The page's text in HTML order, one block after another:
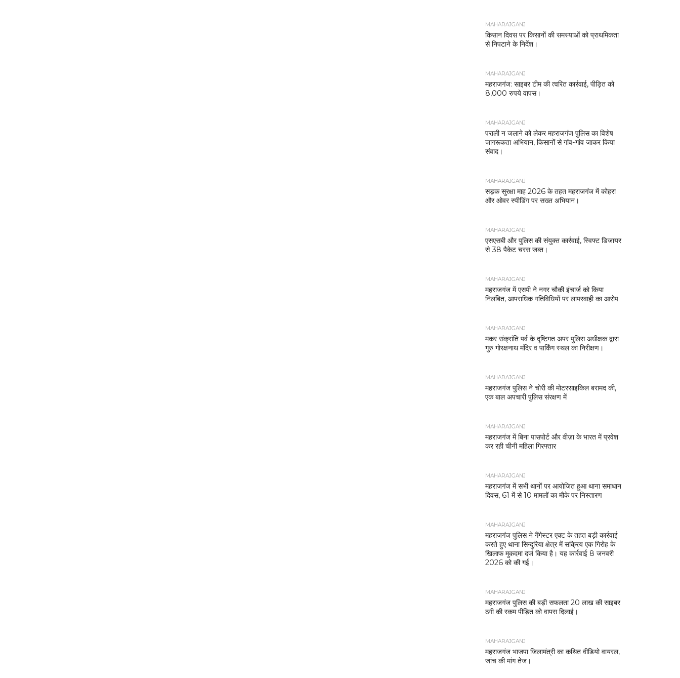
MAHARAJGANJ
किसान दिवस पर किसानों की समस्याओं को प्राथमिकता
से निपटाने के निर्देश।
MAHARAJGANJ
महराजगंज: साइबर टीम की त्वरित कार्रवाई, पीड़ित को
8,000 रुपये वापस।
MAHARAJGANJ
पराली न जलाने को लेकर महराजगंज पुलिस का विशेष
जागरूकता अभियान, किसानों से गांव-गांव जाकर किया
संवाद।
MAHARAJGANJ
सड़क सुरक्षा माह 2026 के तहत महराजगंज में कोहरा
और ओवर स्पीडिंग पर सख्त अभियान।
MAHARAJGANJ
एसएसबी और पुलिस की संयुक्त कार्रवाई, स्विफ्ट डिजायर
से 38 पैकेट चरस जब्त।
MAHARAJGANJ
महराजगंज में एसपी ने नगर चौकी इंचार्ज को किया
निलंबित, आपराधिक गतिविधियों पर लापरवाही का आरोप
MAHARAJGANJ
मकर संक्रांति पर्व के दृष्टिगत अपर पुलिस अधीक्षक द्वारा
गुरु गोरक्षनाथ मंदिर व पार्किंग स्थल का निरीक्षण।
MAHARAJGANJ
महराजगंज पुलिस ने चोरी की मोटरसाइकिल बरामद की,
एक बाल अपचारी पुलिस संरक्षण में
MAHARAJGANJ
महराजगंज में बिना पासपोर्ट और वीज़ा के भारत में प्रवेश
कर रही चीनी महिला गिरफ्तार
MAHARAJGANJ
महराजगंज में सभी थानों पर आयोजित हुआ थाना समाधान
दिवस, 61 में से 10 मामलों का मौके पर निस्तारण
MAHARAJGANJ
महराजगंज पुलिस ने गैंगेस्टर एक्ट के तहत बड़ी कार्रवाई
करते हुए थाना सिन्दुरिया क्षेत्र में सक्रिय एक गिरोह के
खिलाफ मुकदमा दर्ज किया है। यह कार्रवाई 8 जनवरी
2026 को की गई।
MAHARAJGANJ
महराजगंज पुलिस की बड़ी सफलता 20 लाख की साइबर
ठगी की रकम पीड़ित को वापस दिलाई।
MAHARAJGANJ
महराजगंज भाजपा जिलामंत्री का कथित वीडियो वायरल,
जांच की मांग तेज।